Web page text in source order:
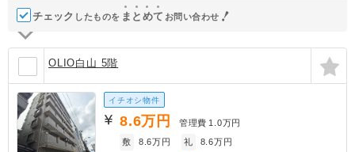
チェック したものを ま と めて お問い合わせ
OLIO白山 5階
イチオシ物件
8.6万円 管理費 1.0万円
敷
8.6万円 礼 8.6万円